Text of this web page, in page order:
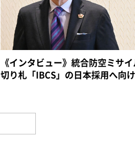
《インタビュー》統合防空ミサ
切り札「IBCS」の日本採用へ向